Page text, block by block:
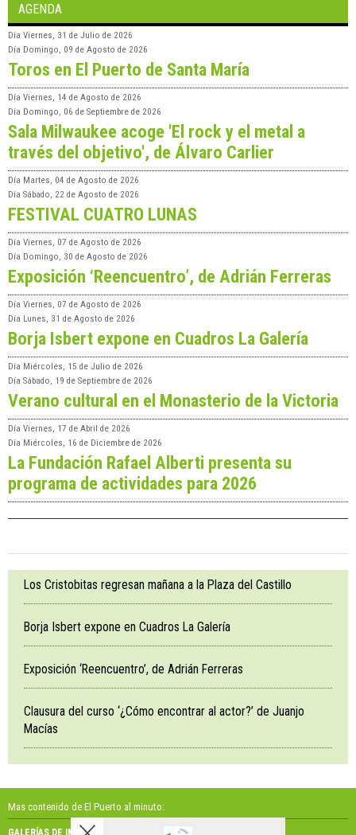
AGENDA
Día Viernes, 31 de Julio de 2026
Día Domingo, 09 de Agosto de 2026
Toros en El Puerto de Santa María
Día Viernes, 14 de Agosto de 2026
Día Domingo, 06 de Septiembre de 2026
Sala Milwaukee acoge 'El rock y el metal a
través del objetivo', de Álvaro Carlier
Día Martes, 04 de Agosto de 2026
Día Sábado, 22 de Agosto de 2026
FESTIVAL CUATRO LUNAS
Día Viernes, 07 de Agosto de 2026
Día Domingo, 30 de Agosto de 2026
Exposición ‘Reencuentro’, de Adrián Ferreras
Día Viernes, 07 de Agosto de 2026
Día Lunes, 31 de Agosto de 2026
Borja Isbert expone en Cuadros La Galería
Día Miércoles, 15 de Julio de 2026
Día Sábado, 19 de Septiembre de 2026
Verano cultural en el Monasterio de la Victoria
Día Viernes, 17 de Abril de 2026
Día Miércoles, 16 de Diciembre de 2026
La Fundación Rafael Alberti presenta su
programa de actividades para 2026
Los Cristobitas regresan mañana a la Plaza del Castillo
Borja Isbert expone en Cuadros La Galería
Exposición ‘Reencuentro’, de Adrián Ferreras
Clausura del curso ‘¿Cómo encontrar al actor?’ de Juanjo
Macías
Mas contenido de El Puerto al minuto:
GALERÍAS DE IMÁGENES GALERÍAS DE VÍDEOS